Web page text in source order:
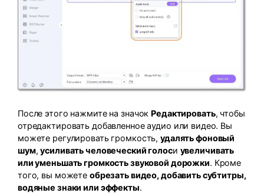
После этого нажмите на значок Редактировать, чтобы
отредактировать добавленное аудио или видео. Вы
можете регулировать громкость,удалять фоновый
шум,усиливать человеческий голоси увеличивать
или уменьшать громкость звуковой дорожки. Кроме
того, вы можете обрезать видео, добавить субтитры,
водяные знаки или эффекты.